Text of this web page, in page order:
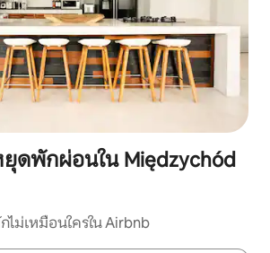
ดพักผ่อนใน Międzychód
ม่เหมือนใครใน Airbnb